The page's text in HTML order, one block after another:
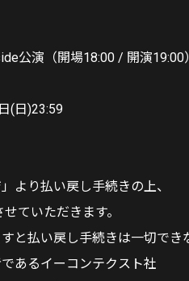
公演（開場18:00 / 開演19:00）
(日)23:59
より払い戻し手続きの上、
ていただきます。
と払い戻し手続きは一切でき
あるイーコンテクスト社